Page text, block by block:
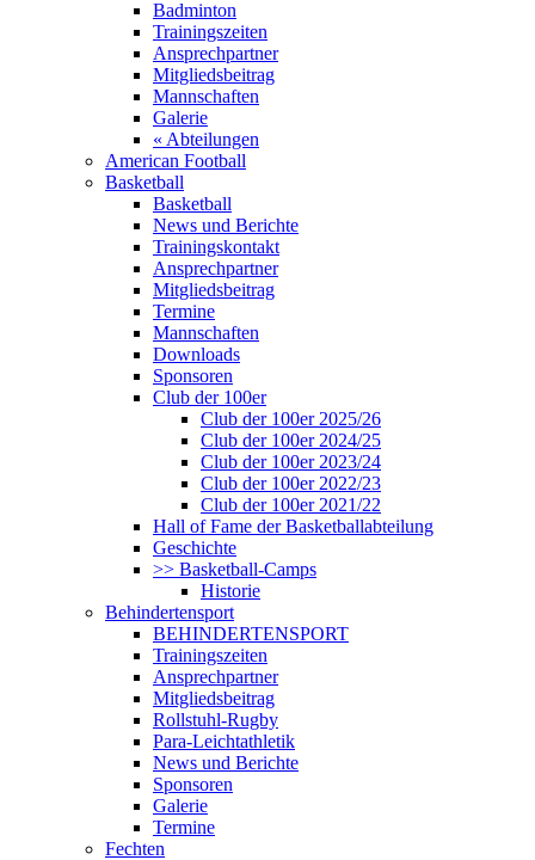
Badminton
Trainingszeiten
Ansprechpartner
Mitgliedsbeitrag
Mannschaften
Galerie
« Abteilungen
American Football
Basketball
Basketball
News und Berichte
Trainingskontakt
Ansprechpartner
Mitgliedsbeitrag
Termine
Mannschaften
Downloads
Sponsoren
Club der 100er
Club der 100er 2025/26
Club der 100er 2024/25
Club der 100er 2023/24
Club der 100er 2022/23
Club der 100er 2021/22
Hall of Fame der Basketballabteilung
Geschichte
>> Basketball-Camps
Historie
Behindertensport
BEHINDERTENSPORT
Trainingszeiten
Ansprechpartner
Mitgliedsbeitrag
Rollstuhl-Rugby
Para-Leichtathletik
News und Berichte
Sponsoren
Galerie
Termine
Fechten